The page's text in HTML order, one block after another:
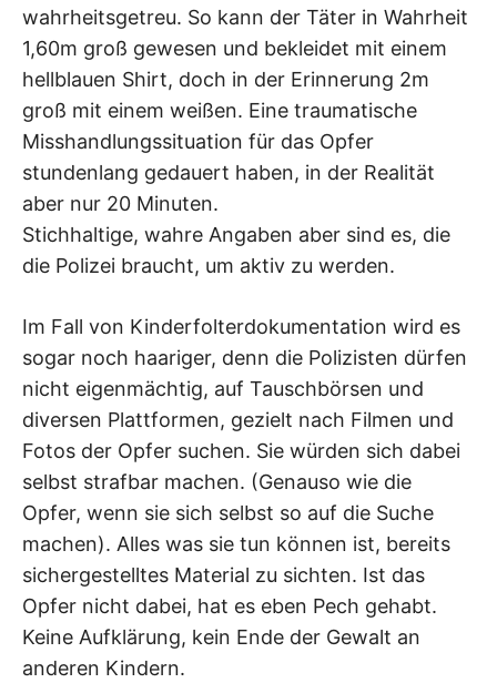
wahrheitsgetreu. So kann der Täter in Wahrheit
1,60m groß gewesen und bekleidet mit einem
hellblauen Shirt, doch in der Erinnerung 2m
groß mit einem weißen. Eine traumatische
Misshandlungssituation für das Opfer
stundenlang gedauert haben, in der Realität
aber nur 20 Minuten.
Stichhaltige, wahre Angaben aber sind es, die
die Polizei braucht, um aktiv zu werden.
Im Fall von Kinderfolterdokumentation wird es
sogar noch haariger, denn die Polizisten dürfen
nicht eigenmächtig, auf Tauschbörsen und
diversen Plattformen, gezielt nach Filmen und
Fotos der Opfer suchen. Sie würden sich dabei
selbst strafbar machen. (Genauso wie die
Opfer, wenn sie sich selbst so auf die Suche
machen). Alles was sie tun können ist, bereits
sichergestelltes Material zu sichten. Ist das
Opfer nicht dabei, hat es eben Pech gehabt.
Keine Aufklärung, kein Ende der Gewalt an
anderen Kindern.